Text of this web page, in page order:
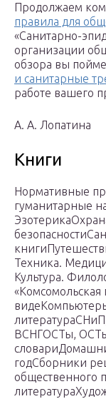
Продолжаем
правила для
«Санитарно-
организации
обзора вы
и санитарные
работе вашего
А. А. Лопатина
Книги
Нормативные
гуманитарные
Техника.
Культура.
ВСНГОСТы,
годСборники
общественного